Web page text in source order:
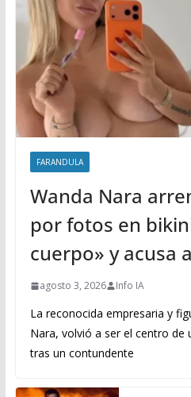
FARANDULA
Wanda Nara
por fotos en
cuerpo» y acusa
agosto 3, 2026 Info IA
La reconocida empresaria y
Nara, volvió a ser el centro de
tras un contundente